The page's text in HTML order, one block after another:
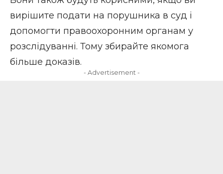
вирішите подати на порушника в суд і
допомогти правоохоронним органам у
розслідуванні. Тому збирайте якомога
більше доказів.
- Advertisement -